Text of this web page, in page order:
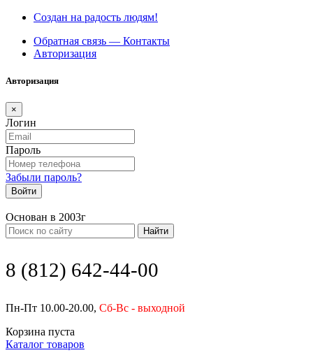
Создан на радость людям!
Обратная связь — Контакты
Авторизация
Авторизация
×
Логин
Пароль
Забыли пароль?
Войти
Основан в 2003г
Найти
8 (812) 642-44-00
Пн-Пт 10.00-20.00, Сб-Вс - выходной
Корзина пуста
Каталог товаров